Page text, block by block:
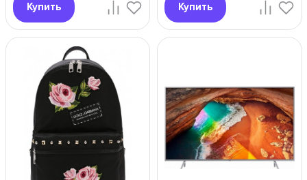
Купить Купить